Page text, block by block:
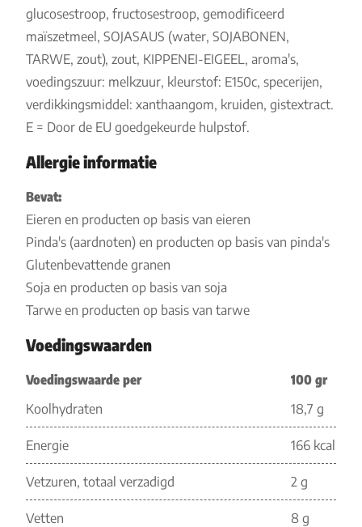
glucosestroop, fructosestroop, gemodificeerd
maïszetmeel, SOJASAUS (water, SOJABONEN,
TARWE, zout), zout, KIPPENEI-EIGEEL, aroma's,
voedingszuur: melkzuur, kleurstof: E150c, specerijen,
verdikkingsmiddel: xanthaangom, kruiden, gistextract.
E = Door de EU goedgekeurde hulpstof.
Allergie informatie
Bevat:
Eieren en producten op basis van eieren
Pinda's (aardnoten) en producten op basis van pinda's
Glutenbevattende granen
Soja en producten op basis van soja
Tarwe en producten op basis van tarwe
Voedingswaarden
Voedingswaarde per
100 gr
Koolhydraten
18,7 g
Energie 166 kcal
Vetzuren, totaal verzadigd 2 g
Vetten 8 g